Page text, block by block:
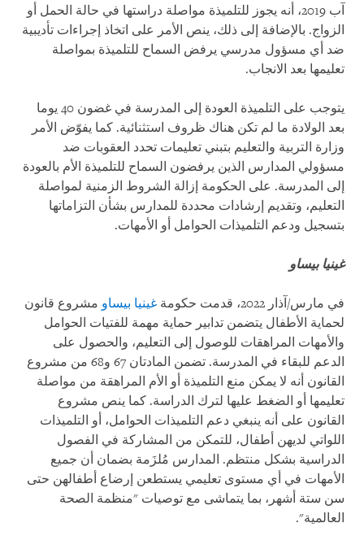
آب 2019، أنه يجوز للتلميذة مواصلة دراستها في حالة الحمل أو
الزواج. بالإضافة إلى ذلك، ينص الأمر على اتخاذ إجراءات تأديبية
ضد أي مسؤول مدرسي يرفض السماح للتلميذة بمواصلة
تعليمها بعد الانجاب.
يتوجب على التلميذة العودة إلى المدرسة في غضون 40 يوما
بعد الولادة ما لم تكن هناك ظروف استثنائية. كما يفوّض الأمر
وزارة التربية والتعليم بتبني تعليمات تحدد العقوبات ضد
مسؤولي المدارس الذين يرفضون السماح للتلميذة الأم بالعودة
إلى المدرسة. على الحكومة إزالة الشروط الزمنية لمواصلة
التعليم، وتقديم إرشادات محددة للمدارس بشأن التزاماتها
بتسجيل ودعم التلميذات الحوامل أو الأمهات.
غينيا بيساو
في مارس/آذار 2022، قدمت حكومة غينيا بيساو مشروع قانون
لحماية الأطفال يتضمن تدابير حماية مهمة للفتيات الحوامل
والأمهات المراهقات للوصول إلى التعليم، والحصول على
الدعم للبقاء في المدرسة. تضمن المادتان 67 و68 من مشروع
القانون أنه لا يمكن منع التلميذة أو الأم المراهقة من مواصلة
تعليمها أو الضغط عليها لترك الدراسة. كما ينص مشروع
القانون على أنه ينبغي دعم التلميذات الحوامل، أو التلميذات
اللواتي لديهن أطفال، للتمكن من المشاركة في الفصول
الدراسية بشكل منتظم. المدارس مُلزَمة بضمان أن جميع
الأمهات في أي مستوى تعليمي يستطعن إرضاع أطفالهن حتى
سن ستة أشهر، بما يتماشى مع توصيات "منظمة الصحة
العالمية".